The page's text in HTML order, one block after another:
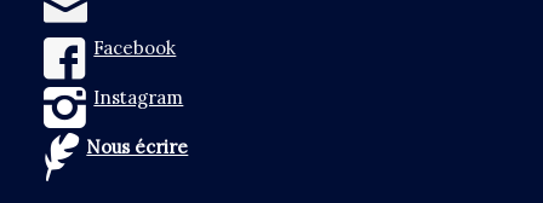
Facebook
Instagram
Nous écrire